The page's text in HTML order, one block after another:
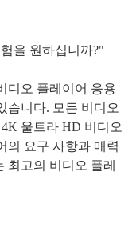
을 원하십니까?"
디오 플레이어 응용
습니다. 모든 비디오
울트라 HD 비디오
의 요구 사항과 매력
최고의 비디오 플레